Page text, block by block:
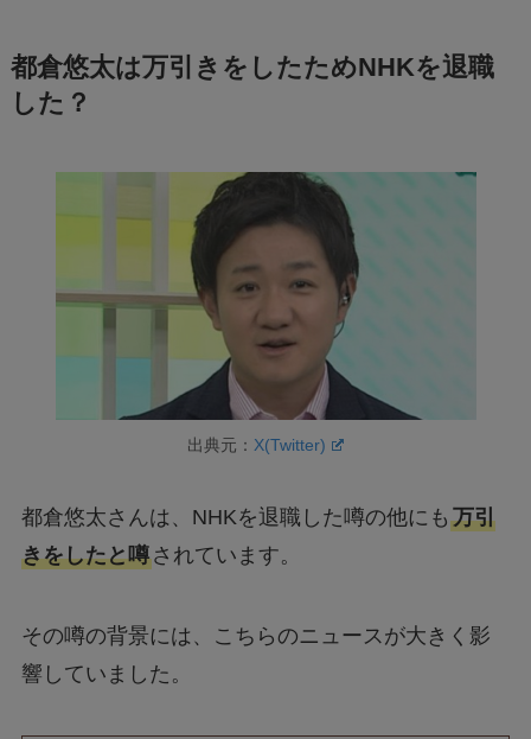
都倉悠太は万引きをしたためNHKを退職
した？
出典元： X(Twitter)
都倉悠太さんは、NHKを退職した噂の他にも 万引
きをしたと噂されています。
その噂の背景には、こちらのニュースが大きく影
響していました。